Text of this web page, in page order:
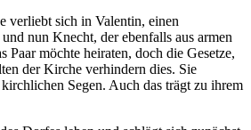
verliebt sich in Valentin, einen
nun Knecht, der ebenfalls aus armen
Paar möchte heiraten, doch die Gesetze,
der Kirche verhindern dies. Sie
Segen. Auch das trägt zu ihrem